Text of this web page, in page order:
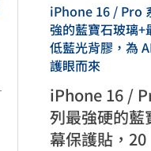
iPhone 16 / Pro
強的藍寶石玻璃+
低藍光背膠，為
護眼而來
iPhone 16 /
列最強硬的藍
幕保護貼，20